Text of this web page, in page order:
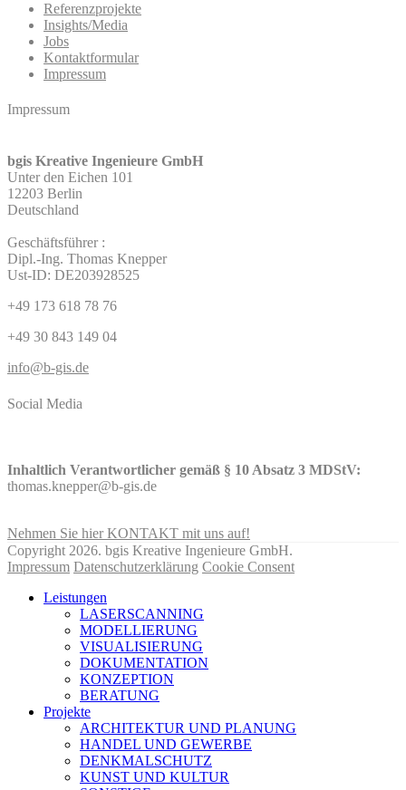
Referenzprojekte
Insights/Media
Jobs
Kontaktformular
Impressum
Impressum
bgis Kreative Ingenieure GmbH
Unter den Eichen 101
12203 Berlin
Deutschland
Geschäftsführer :
Dipl.-Ing. Thomas Knepper
Ust-ID: DE203928525
+49 173 618 78 76
+49 30 843 149 04
info@b-gis.de
Social Media
Inhaltlich Verantwortlicher gemäß § 10 Absatz 3 MDStV:
thomas.knepper@b-gis.de
Nehmen Sie hier KONTAKT mit uns auf!
Copyright 2026. bgis Kreative Ingenieure GmbH.
Impressum Datenschutzerklärung Cookie Consent
Leistungen
LASERSCANNING
MODELLIERUNG
VISUALISIERUNG
DOKUMENTATION
KONZEPTION
BERATUNG
Projekte
ARCHITEKTUR UND PLANUNG
HANDEL UND GEWERBE
DENKMALSCHUTZ
KUNST UND KULTUR